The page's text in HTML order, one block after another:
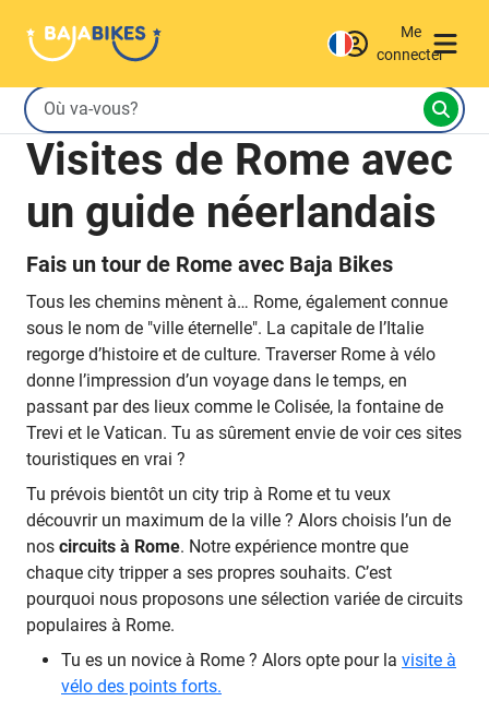
Me
connecter
Visites de Rome avec
un guide néerlandais
Fais un tour de Rome avec Baja Bikes
Tous les chemins mènent à… Rome, également connue
sous le nom de "ville éternelle". La capitale de l’Italie
regorge d’histoire et de culture. Traverser Rome à vélo
donne l’impression d’un voyage dans le temps, en
passant par des lieux comme le Colisée, la fontaine de
Trevi et le Vatican. Tu as sûrement envie de voir ces sites
touristiques en vrai ?
Tu prévois bientôt un city trip à Rome et tu veux
découvrir un maximum de la ville ? Alors choisis l’un de
nos circuits à Rome. Notre expérience montre que
chaque city tripper a ses propres souhaits. C’est
pourquoi nous proposons une sélection variée de circuits
populaires à Rome.
Tu es un novice à Rome ? Alors opte pour la visite à
vélo des points forts.